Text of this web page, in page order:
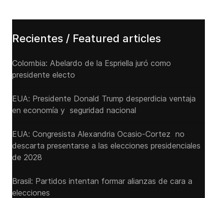
Recientes / Featured articles
Colombia: Abelardo de la Espriella juró como
presidente electo
EUA: Presidente Donald Trump desperdicia ventaja
en economía y seguridad nacional
EUA: Congresista Alexandria Ocasio-Cortez no
descarta presentarse a las elecciones presidenciales
de 2028
Brasil: Partidos intentan formar alianzas de cara a
elecciones